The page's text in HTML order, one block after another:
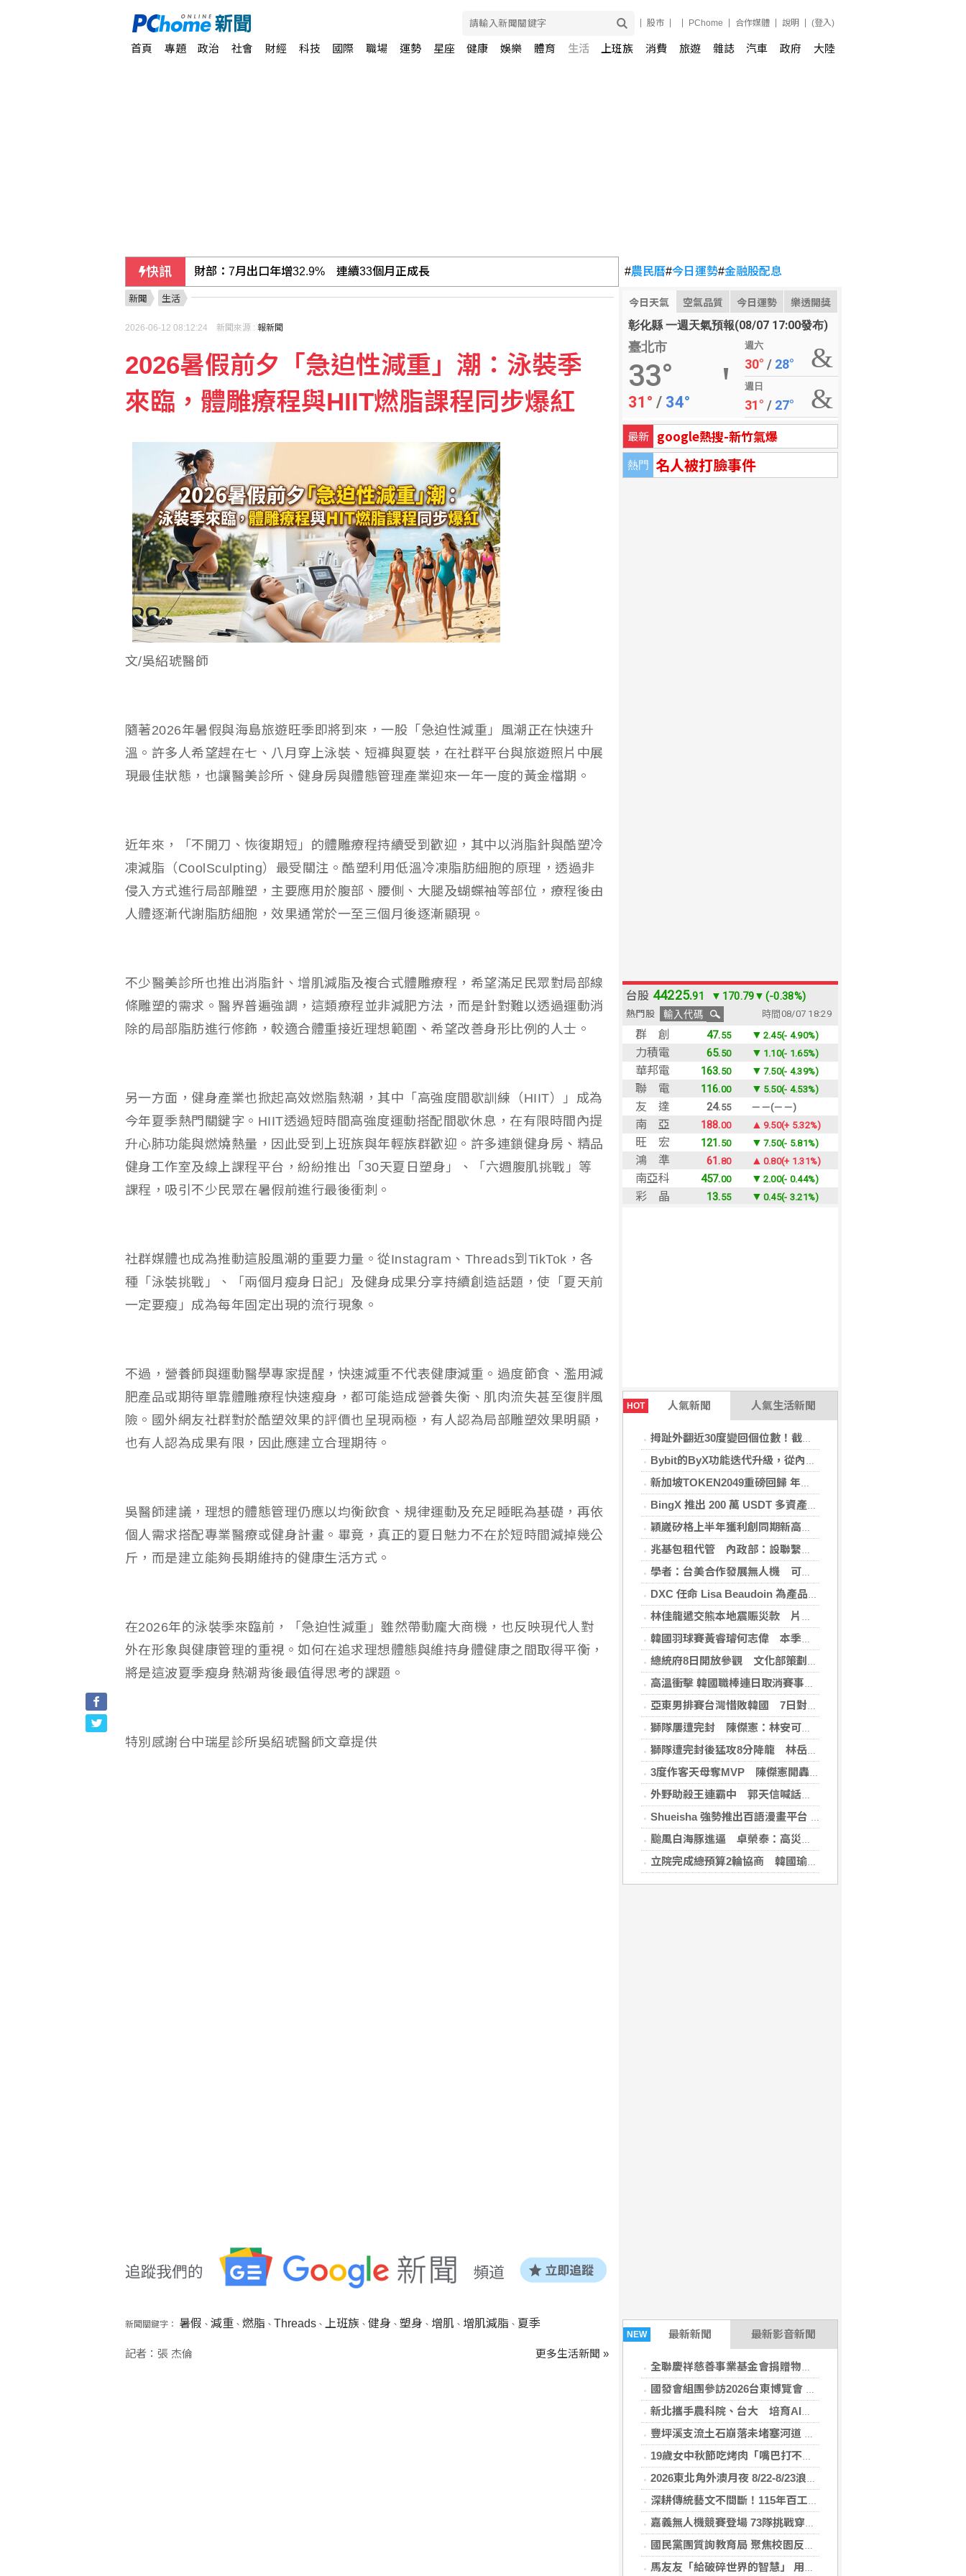
股市 PChome 合作媒體 說明 (登入)
首頁 專題 政治 社會 財經 科技 國際 職場 運勢 星座 健康 娛樂 體育 生活 上班族 消費 旅遊 雜誌 汽車 政府 大陸
快訊 財部：7月出口年增32.9% 連續33個月正成長
京鼎啟動泰國二期投資計畫 斥資2.34億美元擴廠
賴清德批台中是「食安破口」 盧秀燕反酸：關注我比食安還多
#農民曆#今日運勢#金融股配息
今日天氣 空氣品質 今日運勢 樂透開獎
彰化縣 一週天氣預報(08/07 17:00發布)
臺北市
33°
31° / 34°
週六
30° / 28°
週日
31° / 27°
最新 google熱搜-新竹氣爆
熱門 名人被打臉事件
HOT 人氣新聞 人氣生活新聞
拇趾外翻近30度變回個位數！截骨矯正助重返登山活動
Bybit的ByX功能迭代升級，從內容平台全面進化為社交交易樞紐，新增多項特色功能
新加坡TOKEN2049重磅回歸 年度行業頂級盛會再度啟幕
BingX 推出 200 萬 USDT 多資產交易活動，聚焦當前最受關注的市場趨勢
穎崴矽格上半年獲利創同期新高 AI先進製程需求帶動
兆基包租代管 內政部：設聯繫諮詢窗口統一受理
學者：台美合作發展無人機 可降對中依賴強化嚇阻
DXC 任命 Lisa Beaudoin 為產品總監，以加速產品導向型增長
林佳龍遞交熊本地震賑災款 片山和之：患難見真情
韓國羽球賽黃睿璿何志偉 本季首闖超級賽男雙8強
總統府8日開放參觀 文化部策劃科幻漫畫特展
高溫衝擊 韓國職棒連日取消賽事、11日起晚間7時開打
亞東男排賽台灣惜敗韓國 7日對戰日本拚4強
獅隊屢遭完封 陳傑憲：林安可這種天才也願改變
獅隊遭完封後猛攻8分降龍 林岳平：總是要發揮
3度作客天母奪MVP 陳傑憲開轟擊退雙殺心魔
外野助殺王連霸中 郭天信喊話挑戰生涯百助殺
Shueisha 強勢推出百語漫畫平台 MANGA MILLION 大舉進軍全球市場
颱風白海豚進逼 卓榮泰：高災害潛勢區加強預防性整備
立院完成總預算2輪協商 韓國瑜：下週進行後續處理
NEW 最新新聞 最新影音新聞
全聯慶祥慈善事業基金會捐贈物資 張善政：讓愛心觸及更多需要的市民
國發會組團參訪2026台東博覽會 肯定台東永續發展成果
新北攜手農科院、台大 培育AI農業跨域人才
豐坪溪支流土石崩落未堵塞河道 林保署花蓮分署說明未形成堰塞湖
19歲女中秋節吃烤肉「嘴巴打不開」 醫示警
2026東北角外澳月夜 8/22-8/23浪漫登場！五漁村、音樂、市集、火舞與慢旅
深耕傳統藝文不間斷！115年百工風華諸羅獻藝工藝展 跨域移師彰化溪湖展出
嘉義無人機競賽登場 73隊挑戰穿越賽與無人機足球
國民黨團質詢教育局 聚焦校園反毒、教師權益與AI教育發展
馬友友「給破碎世界的智慧」 用大提琴聲音連結自然
新聞 生活
2026-06-12 08:12:24 新聞來源 : 報新聞
2026暑假前夕「急迫性減重」潮：泳裝季
來臨，體雕療程與HIIT燃脂課程同步爆紅
文/吳紹琥醫師
隨著2026年暑假與海島旅遊旺季即將到來，一股「急迫性減重」風潮正在快速升
溫。許多人希望趕在七、八月穿上泳裝、短褲與夏裝，在社群平台與旅遊照片中展
現最佳狀態，也讓醫美診所、健身房與體態管理產業迎來一年一度的黃金檔期。
近年來，「不開刀、恢復期短」的體雕療程持續受到歡迎，其中以消脂針與酷塑冷
凍減脂（CoolSculpting）最受關注。酷塑利用低溫冷凍脂肪細胞的原理，透過非
侵入方式進行局部雕塑，主要應用於腹部、腰側、大腿及蝴蝶袖等部位，療程後由
人體逐漸代謝脂肪細胞，效果通常於一至三個月後逐漸顯現。
不少醫美診所也推出消脂針、增肌減脂及複合式體雕療程，希望滿足民眾對局部線
條雕塑的需求。醫界普遍強調，這類療程並非減肥方法，而是針對難以透過運動消
除的局部脂肪進行修飾，較適合體重接近理想範圍、希望改善身形比例的人士。
另一方面，健身產業也掀起高效燃脂熱潮，其中「高強度間歇訓練（HIIT）」成為
今年夏季熱門關鍵字。HIIT透過短時間高強度運動搭配間歇休息，在有限時間內提
升心肺功能與燃燒熱量，因此受到上班族與年輕族群歡迎。許多連鎖健身房、精品
健身工作室及線上課程平台，紛紛推出「30天夏日塑身」、「六週腹肌挑戰」等
課程，吸引不少民眾在暑假前進行最後衝刺。
社群媒體也成為推動這股風潮的重要力量。從Instagram、Threads到TikTok，各
種「泳裝挑戰」、「兩個月瘦身日記」及健身成果分享持續創造話題，使「夏天前
一定要瘦」成為每年固定出現的流行現象。
不過，營養師與運動醫學專家提醒，快速減重不代表健康減重。過度節食、濫用減
肥產品或期待單靠體雕療程快速瘦身，都可能造成營養失衡、肌肉流失甚至復胖風
險。國外網友社群對於酷塑效果的評價也呈現兩極，有人認為局部雕塑效果明顯，
也有人認為成果有限，因此應建立合理期待。
吳醫師建議，理想的體態管理仍應以均衡飲食、規律運動及充足睡眠為基礎，再依
個人需求搭配專業醫療或健身計畫。畢竟，真正的夏日魅力不在於短時間減掉幾公
斤，而是建立能夠長期維持的健康生活方式。
在2026年的泳裝季來臨前，「急迫性減重」雖然帶動龐大商機，也反映現代人對
外在形象與健康管理的重視。如何在追求理想體態與維持身體健康之間取得平衡，
將是這波夏季瘦身熱潮背後最值得思考的課題。
特別感謝台中瑞星診所吳紹琥醫師文章提供
新聞關鍵字： 暑假 、 減重 、 燃脂、 Threads、 上班族 、 健身 、 塑身 、 增肌 、 增肌減脂、 夏季
記者：張 杰倫 更多生活新聞 »